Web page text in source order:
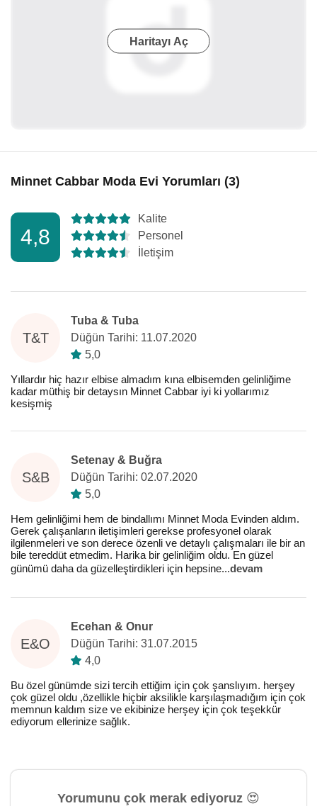
Haritayı Aç
Minnet Cabbar Moda Evi Yorumları (3)
4,8
Kalite
Personel
İletişim
T&T
Tuba & Tuba
Düğün Tarihi: 11.07.2020
5,0
Yıllardır hiç hazır elbise almadım kına elbisemden gelinliğime
kadar müthiş bir detaysın Minnet Cabbar iyi ki yollarımız
kesişmiş
S&B
Setenay & Buğra
Düğün Tarihi: 02.07.2020
5,0
Hem gelinliğimi hem de bindallımı Minnet Moda Evinden aldım.
Gerek çalışanların iletişimleri gerekse profesyonel olarak
ilgilenmeleri ve son derece özenli ve detaylı çalışmaları ile bir an
bile tereddüt etmedim. Harika bir gelinliğim oldu. En güzel
günümü daha da güzelleştirdikleri için hepsine...devam
E&O
Ecehan & Onur
Düğün Tarihi: 31.07.2015
4,0
Bu özel günümde sizi tercih ettiğim için çok şanslıyım. herşey
çok güzel oldu ,özellikle hiçbir aksilikle karşılaşmadığım için çok
memnun kaldım size ve ekibinize herşey için çok teşekkür
ediyorum ellerinize sağlık.
Yorumunu çok merak ediyoruz 😍